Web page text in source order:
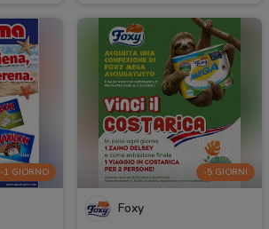
-1 GIORNO -5 GIORNI
Foxy